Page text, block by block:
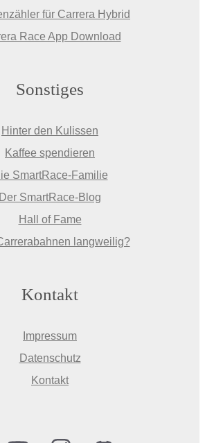
für Carrera Hybrid
Race App Download
Sonstiges
Hinter den Kulissen
Kaffee spendieren
SmartRace-Familie
Der SmartRace-Blog
Hall of Fame
langweilig?
Kontakt
Impressum
Datenschutz
Kontakt